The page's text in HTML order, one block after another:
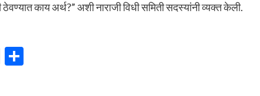
काय अर्थ?” अशी नाराजी विधी समिती सदस्यांनी व्यक्त केली.
Copy